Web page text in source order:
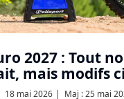
2027 : Tout
mais modifs
18 mai 2026
Maj : 25 mai